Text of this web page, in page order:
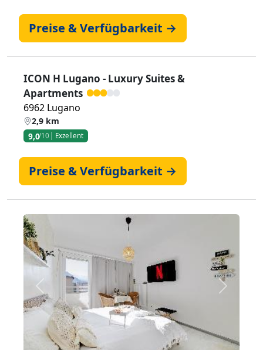
Preise & Verfügbarkeit →
ICON H Lugano - Luxury Suites &
Apartments
6962 Lugano
2,9 km
9,0/10 Exzellent
Preise & Verfügbarkeit →
Zurück Weiter